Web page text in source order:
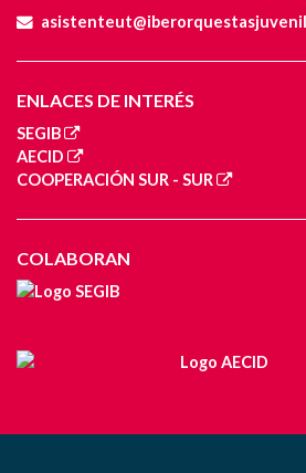
ENLACES DE INTERÉS
SEGIB
AECID
COOPERACIÓN SUR - SUR
COLABORAN